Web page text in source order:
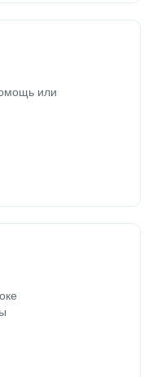
или